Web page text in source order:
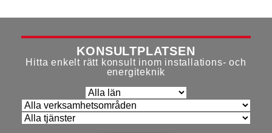
KONSULTPLATSEN
Hitta enkelt rätt konsult inom installations- och
energiteknik